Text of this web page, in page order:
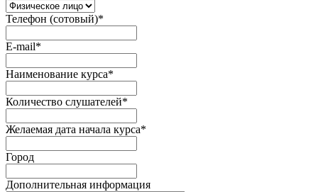
Телефон (сотовый)*
E-mail*
Наименование курса*
Количество слушателей*
Желаемая дата начала курса*
Город
Дополнительная информация